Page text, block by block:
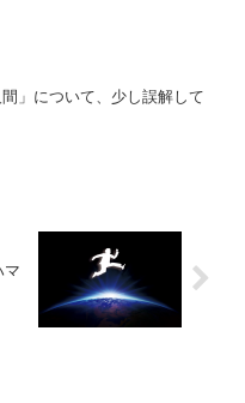
間」について、少し誤解して
マ